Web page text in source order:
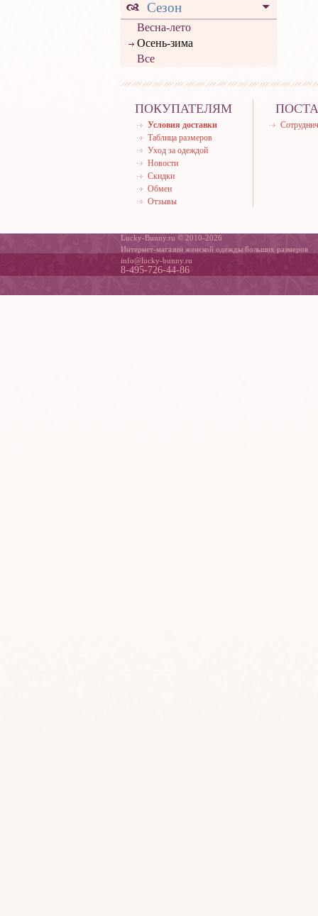
Сезон
Весна-лето
Осень-зима
Все
ПОКУПАТЕЛЯМ
Условия доставки
Таблица размеров
Уход за одеждой
Новости
Скидки
Обмен
Отзывы
Lucky-Bunny.ru © 2010-2026
Интернет-магазин женской одежды больших размеров
info@lucky-bunny.ru
8-495-726-44-86